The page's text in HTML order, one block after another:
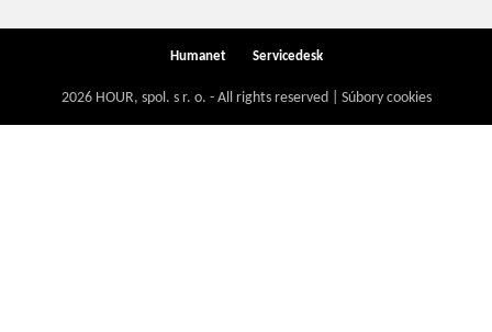
2026 HOUR, spol. s r. o. - All rights reserved | Súbory cookies
Humanet Servicedesk